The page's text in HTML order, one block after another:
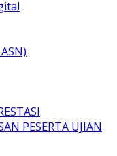
PESERTA UJIAN